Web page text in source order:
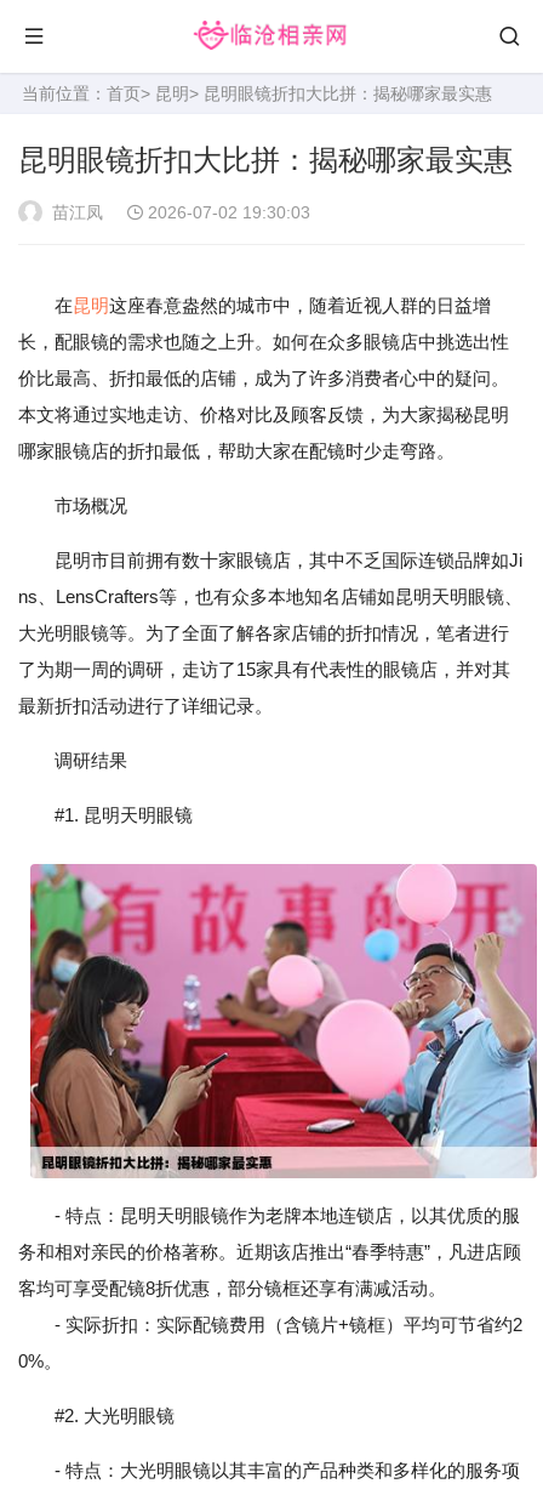
当前位置： 首页> 昆明> 昆明眼镜折扣大比拼：揭秘哪家最实惠
昆明眼镜折扣大比拼：揭秘哪家最实惠
苗江凤 2026-07-02 19:30:03
在昆明这座春意盎然的城市中，随着近视人群的日益增
长，配眼镜的需求也随之上升。如何在众多眼镜店中挑选出性
价比最高、折扣最低的店铺，成为了许多消费者心中的疑问。
本文将通过实地走访、价格对比及顾客反馈，为大家揭秘昆明
哪家眼镜店的折扣最低，帮助大家在配镜时少走弯路。
市场概况
昆明市目前拥有数十家眼镜店，其中不乏国际连锁品牌如Ji
ns、LensCrafters等，也有众多本地知名店铺如昆明天明眼镜、
大光明眼镜等。为了全面了解各家店铺的折扣情况，笔者进行
了为期一周的调研，走访了15家具有代表性的眼镜店，并对其
最新折扣活动进行了详细记录。
调研结果
#1. 昆明天明眼镜
- 特点：昆明天明眼镜作为老牌本地连锁店，以其优质的服
务和相对亲民的价格著称。近期该店推出“春季特惠”，凡进店顾
客均可享受配镜8折优惠，部分镜框还享有满减活动。
- 实际折扣：实际配镜费用（含镜片+镜框）平均可节省约2
0%。
#2. 大光明眼镜
- 特点：大光明眼镜以其丰富的产品种类和多样化的服务项